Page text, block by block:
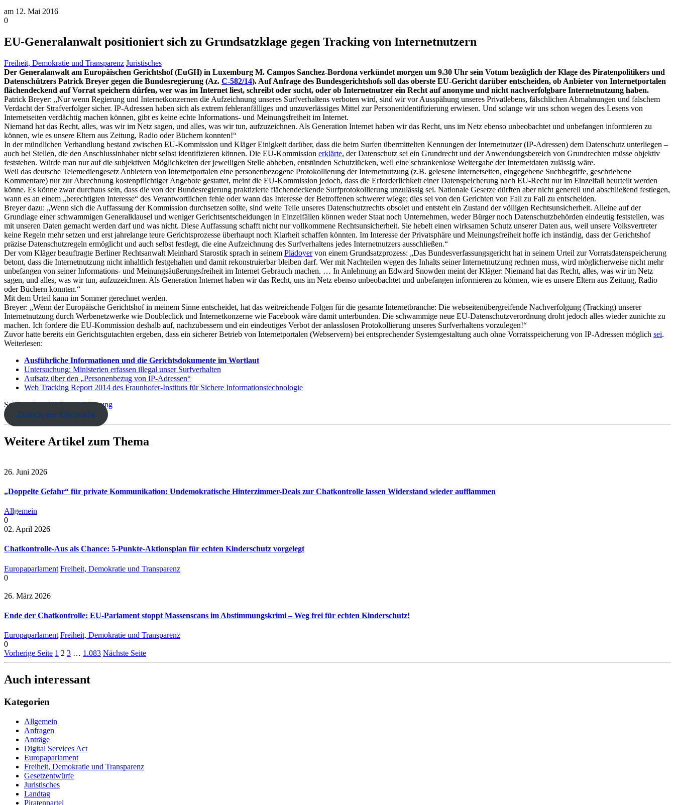
am 12. Mai 2016
0
EU-Generalanwalt positioniert sich zu Grundsatzklage gegen Tracking von Internetnutzern
Freiheit, Demokratie und Transparenz Juristisches
Der Generalanwalt am Europäischen Gerichtshof (EuGH) in Luxemburg M. Campos Sanchez-Bordona verkündet morgen um 9.30 Uhr sein Votum bezüglich der Klage des Piratenpolitikers und
Datenschützers Patrick Breyer gegen die Bundesregierung (Az. C-582/14). Auf Anfrage des Bundesgerichtshofs soll das oberste EU-Gericht darüber entscheiden, ob Anbieter von Internetportalen
flächendeckend auf Vorrat speichern dürfen, wer was im Internet liest, schreibt oder sucht, oder ob Internetnutzer ein Recht auf anonyme und nicht nachverfolgbare Internetnutzung haben.
Patrick Breyer: „Nur wenn Regierung und Internetkonzernen die Aufzeichnung unseres Surfverhaltens verboten wird, sind wir vor Ausspähung unseres Privatlebens, fälschlichen Abmahnungen und falschem
Verdacht der Strafverfolger sicher. IP-Adressen haben sich als extrem fehleranfälliges und unzuverlässiges Mittel zur Personenidentifizierung erwiesen. Und solange wir uns schon wegen des Lesens von
Internetseiten verdächtig machen können, gibt es keine echte Informations- und Meinungsfreiheit im Internet.
Niemand hat das Recht, alles, was wir im Netz sagen, und alles, was wir tun, aufzuzeichnen. Als Generation Internet haben wir das Recht, uns im Netz ebenso unbeobachtet und unbefangen informieren zu
können, wie es unsere Eltern aus Zeitung, Radio oder Büchern konnten!“
In der mündlichen Verhandlung bestand zwischen EU-Kommission und Kläger Einigkeit darüber, dass die beim Surfen übermittelten Kennungen der Internetnutzer (IP-Adressen) dem Datenschutz unterliegen –
auch bei Stellen, die den Anschlussinhaber nicht selbst identifizieren können. Die EU-Kommission erklärte, der Datenschutz sei ein Grundrecht und der Anwendungsbereich von Grundrechten müsse objektiv
feststehen. Würde man nur auf die subjektiven Möglichkeiten der jeweiligen Stelle abheben, entstünden Schutzlücken, weil eine schrankenlose Weitergabe der Internetdaten zulässig wäre.
Weil das deutsche Telemediengesetz Anbietern von Internetportalen eine personenbezogene Protokollierung der Internetnutzung (z.B. gelesene Internetseiten, eingegebene Suchbegriffe, geschriebene
Kommentare) nur zur Abrechnung kostenpflichtiger Angebote gestattet, meint die EU-Kommission jedoch, dass die Erforderlichkeit einer Datenspeicherung nach EU-Recht nur im Einzelfall beurteilt werden
könne. Es könne zwar durchaus sein, dass die von der Bundesregierung praktizierte flächendeckende Surfprotokollierung unzulässig sei. Nationale Gesetze dürften aber nicht generell und abschließend festlegen,
wann es an einem „berechtigten Interesse“ des Verantwortlichen fehle oder wann das Interesse der Betroffenen schwerer wiege; dies sei von den Gerichten von Fall zu Fall zu entscheiden.
Breyer dazu: „Wenn sich die Auffassung der Kommission durchsetzen sollte, sind weite Teile unseres Datenschutzrechts obsolet und entsteht ein Zustand der völligen Rechtsunsicherheit. Alleine auf der
Grundlage einer schwammigen Generalklausel und weniger Gerichtsentscheidungen in Einzelfällen können weder Staat noch Unternehmen, weder Bürger noch Datenschutzbehörden eindeutig feststellen, was
mit unseren Daten gemacht werden darf und was nicht. Diese Auffassung schafft nicht nur vollkommene Rechtsunsicherheit. Sie hebelt einen wirksamen Schutz unserer Daten aus, weil unsere Volksvertreter
keine Regeln mehr setzen und erst jahrelange teure Gerichtsprozesse überhaupt noch Klarheit schaffen könnten. Im Interesse der Privatsphäre und Meinungsfreiheit hoffe ich inständig, dass der Gerichtshof
präzise Datenschutzregeln ermöglicht und auch selbst festlegt, die eine Aufzeichnung des Surfverhaltens jedes Internetnutzers ausschließen.“
Der vom Kläger beauftragte Berliner Rechtsanwalt Meinhard Starostik sprach in seinem Plädoyervon einem Grundsatzprozess: „Das Bundesverfassungsgericht hat in seinem Urteil zur Vorratsdatenspeicherung
betont, dass die Internetnutzung nicht inhaltlich festgehalten und damit rekonstruierbar bleiben darf. Wer mit Nachteilen wegen des Inhalts seiner Internetnutzung rechnen muss, wird möglicherweise nicht mehr
unbefangen von seiner Informations- und Meinungsäußerungsfreiheit im Internet Gebrauch machen. … In Anlehnung an Edward Snowden meint der Kläger: Niemand hat das Recht, alles, was wir im Netz
sagen, und alles, was wir tun, aufzuzeichnen. Als Generation Internet haben wir das Recht, uns im Netz ebenso unbeobachtet und unbefangen informieren zu können, wie es unsere Eltern aus Zeitung, Radio
oder Büchern konnten.“
Mit dem Urteil kann im Sommer gerechnet werden.
Breyer: „Wenn der Europäische Gerichtshof in meinem Sinne entscheidet, hat das weitreichende Folgen für die gesamte Internetbranche: Die webseitenübergreifende Nachverfolgung (Tracking) unserer
Internetnutzung durch Werbenetzwerke wie Doubleclick und Internetkonzerne wie Facebook wäre damit unterbunden. Die schwammige neue EU-Datenschutzverordnung droht jedoch alles wieder zunichte zu
machen. Ich fordere die EU-Kommission deshalb auf, nachzubessern und ein eindeutiges Verbot der anlasslosen Protokollierung unseres Surfverhaltens vorzulegen!“
Zuvor hatte bereits ein Gerichtsgutachten ergeben, dass ein sicherer Betrieb von Internetportalen (Webservern) bei entsprechender Systemgestaltung auch ohne Vorratsspeicherung von IP-Adressen möglich sei.
Weiterlesen:
Ausführliche Informationen und die Gerichtsdokumente im Wortlaut
Untersuchung: Ministerien erfassen illegal unser Surfverhalten
Aufsatz über den „Personenbezug von IP-Adressen“
Web Tracking Report 2014 des Fraunhofer-Instituts für Sichere Informationstechnologie
Schlagwörter: Surfprotokollierung
Zurück zur Übersicht
Weitere Artikel zum Thema
26. Juni 2026
„Doppelte Gefahr“ für private Kommunikation: Undemokratische Hinterzimmer-Deals zur Chatkontrolle lassen Widerstand wieder aufflammen
Allgemein
0
02. April 2026
Chatkontrolle-Aus als Chance: 5-Punkte-Aktionsplan für echten Kinderschutz vorgelegt
Europaparlament Freiheit, Demokratie und Transparenz
0
26. März 2026
Ende der Chatkontrolle: EU-Parlament stoppt Massenscans im Abstimmungskrimi – Weg frei für echten Kinderschutz!
Europaparlament Freiheit, Demokratie und Transparenz
0
Vorherige Seite 1 2 3 … 1.083 Nächste Seite
Auch interessant
Kategorien
Allgemein
Anfragen
Anträge
Digital Services Act
Europaparlament
Freiheit, Demokratie und Transparenz
Gesetzentwürfe
Juristisches
Landtag
Piratenpartei